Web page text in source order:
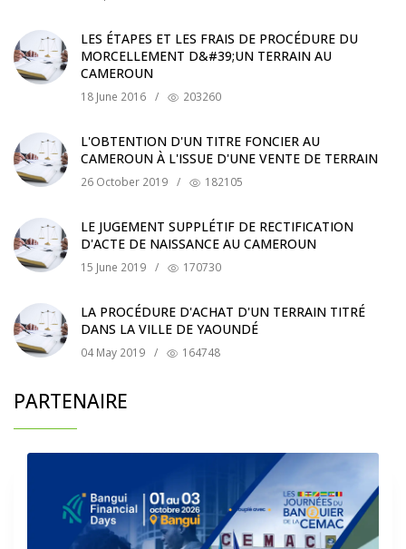
LES ÉTAPES ET LES FRAIS DE PROCÉDURE DU
MORCELLEMENT D&#39;UN TERRAIN AU
CAMEROUN
18 June 2016 / 203260
L'OBTENTION D'UN TITRE FONCIER AU
CAMEROUN À L'ISSUE D'UNE VENTE DE TERRAIN
26 October 2019 / 182105
LE JUGEMENT SUPPLÉTIF DE RECTIFICATION
D'ACTE DE NAISSANCE AU CAMEROUN
15 June 2019 / 170730
LA PROCÉDURE D'ACHAT D'UN TERRAIN TITRÉ
DANS LA VILLE DE YAOUNDÉ
04 May 2019 / 164748
PARTENAIRE